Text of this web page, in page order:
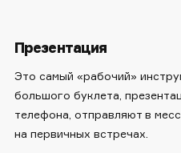
Презентация
Это самый «рабочий»
большого буклета,
телефона, отправляют в
на первичных встречах.